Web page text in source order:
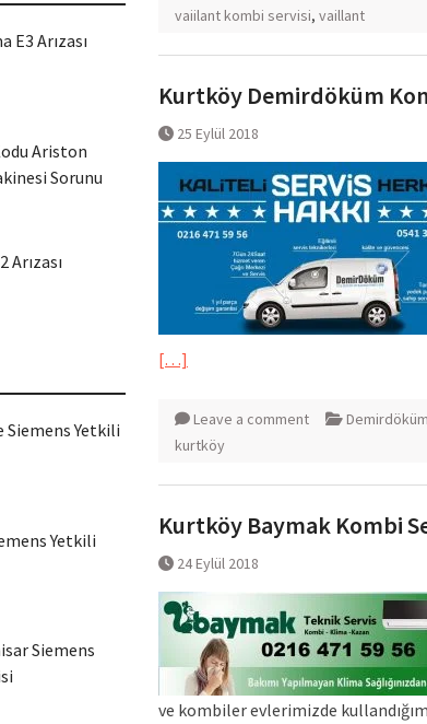
vaiilant kombi servisi, vaillant
Kurtköy Demirdöküm
25 Eylül 2018
[…]
Leave a comment Demirdöküm
kurtköy
Kurtköy Baymak Kombi
24 Eylül 2018
ve kombiler evlerimizde
E3 Arızası
Ariston
Sorunu
Arızası
Siemens Yetkili
Yetkili
Siemens